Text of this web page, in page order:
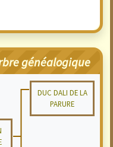
généalogique
DUC DALI DE LA
PARURE